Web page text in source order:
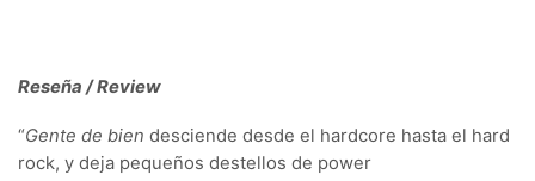
Reseña / Review
“Gente de bien desciende desde el hardcore hasta el hard
rock, y deja pequeños destellos de power